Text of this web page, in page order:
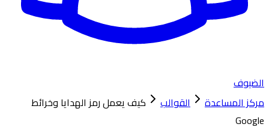
الضيوف
مركز المساعدة
القوالب
كيف يعمل رمز الهدايا وخرائط
Google